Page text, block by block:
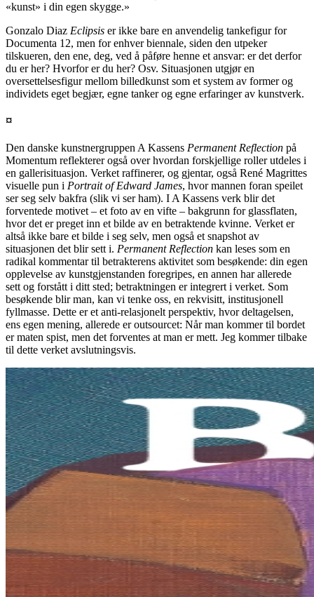
«kunst» i din egen skygge.»
Gonzalo Diaz Eclipsis er ikke bare en anvendelig tankefigur for
Documenta 12, men for enhver biennale, siden den utpeker
tilskueren, den ene, deg, ved å påføre henne et ansvar: er det derfor
du er her? Hvorfor er du her? Osv. Situasjonen utgjør en
oversettelsesfigur mellom billedkunst som et system av former og
individets eget begjær, egne tanker og egne erfaringer av kunstverk.
¤
Den danske kunstnergruppen A Kassens Permanent Reflection på
Momentum reflekterer også over hvordan forskjellige roller utdeles i
en gallerisituasjon. Verket raffinerer, og gjentar, også René Magrittes
visuelle pun i Portrait of Edward James, hvor mannen foran speilet
ser seg selv bakfra (slik vi ser ham). I A Kassens verk blir det
forventede motivet – et foto av en vifte – bakgrunn for glassflaten,
hvor det er preget inn et bilde av en betraktende kvinne. Verket er
altså ikke bare et bilde i seg selv, men også et snapshot av
situasjonen det blir sett i. Permanent Reflection kan leses som en
radikal kommentar til betrakterens aktivitet som besøkende: din egen
opplevelse av kunstgjenstanden foregripes, en annen har allerede
sett og forstått i ditt sted; betraktningen er integrert i verket. Som
besøkende blir man, kan vi tenke oss, en rekvisitt, institusjonell
fyllmasse. Dette er et anti-relasjonelt perspektiv, hvor deltagelsen,
ens egen mening, allerede er outsourcet: Når man kommer til bordet
er maten spist, men det forventes at man er mett. Jeg kommer tilbake
til dette verket avslutningsvis.